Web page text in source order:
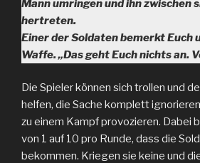
Mann umringen und ihn zwischen
hertreten.
Einer der Soldaten bemerkt Euch
Waffe. „Das geht Euch nichts an.
Die Spieler können sich trollen und
helfen, die Sache komplett
zu einem Kampf provozieren. Dabei
von 1 auf 10 pro Runde, dass die
bekommen. Kriegen sie keine und